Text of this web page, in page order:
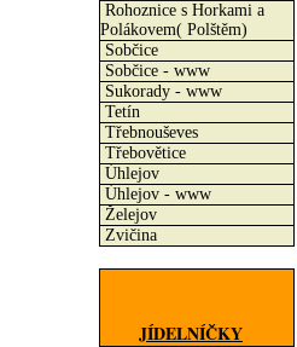
Rohoznice s Horkami a
Polákovem( Polštěm)
Sobčice
Sobčice - www
Sukorady - www
Tetín
Třebnouševes
Třebovětice
Úhlejov
Úhlejov - www
Želejov
Zvičina
JÍDELNÍČKY